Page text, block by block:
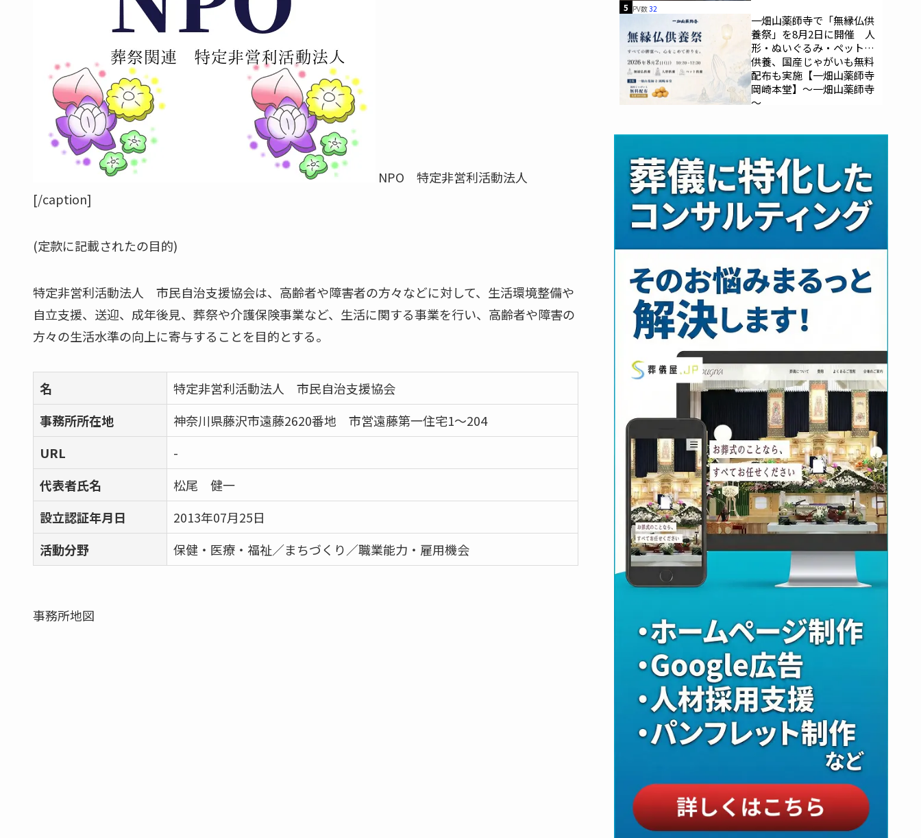
NPO 特定非営利活動法人
[/caption]
(定款に記載されたの目的)
特定非営利活動法人 市民自治支援協会は、高齢者や障害者の方々などに対して、生活環境整備や
自立支援、送迎、成年後見、葬祭や介護保険事業など、生活に関する事業を行い、高齢者や障害の
方々の生活水準の向上に寄与することを目的とする。
名
特定非営利活動法人 市民自治支援協会
事務所所在地
神奈川県藤沢市遠藤2620番地 市営遠藤第一住宅1～204
URL
-
代表者氏名
松尾 健一
設立認証年月日
2013年07月25日
活動分野
保健・医療・福祉／まちづくり／職業能力・雇用機会
事務所地図
5 PV数32
一畑山薬師寺で「無縁仏供
養祭」を8月2日に開催 人
形・ぬいぐるみ・ペットの
供養、国産じゃがいも無料
配布も実施【一畑山薬師寺
岡崎本堂】～一畑山薬師寺
～